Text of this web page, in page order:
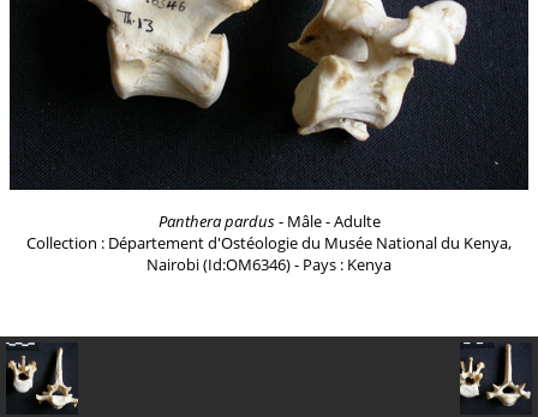
Panthera pardus- Mâle - Adulte
Collection : Département d'Ostéologie du Musée National du Kenya,
Nairobi (Id:OM6346) - Pays : Kenya